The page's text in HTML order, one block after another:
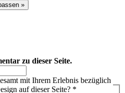
»
zu dieser Seite.
mit Ihrem Erlebnis bezüglich
auf dieser Seite? *